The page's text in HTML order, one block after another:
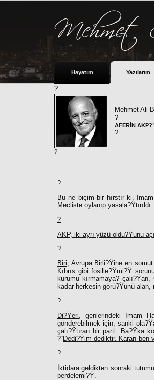
Hayatım Yazılarım
?
Mehmet Ali
?
AFERİN
?
?
?
Bu ne biçim bir hırstır ki,
Mecliste oylanıp yasala?Ÿtırıldı.
?
AKP, iki ayrı yüzü oldu?Ÿunu
?
Biri, Avrupa Birli?Ÿine en somut
Kıbrıs gibi fosille?Ÿmi?Ÿ
kurumu kırmamaya?
kadar herkesin görü?Ÿünü
?
Di?Ÿeri , genlerindeki İmam
gönderebilmek için, sanki
çalı?Ÿtıran bir parti. Ba?Ÿka
?“Dedi?Ÿim dediktir. Kararı ben
?
İktidara geldikten sonraki
perdelemi?Ÿ.